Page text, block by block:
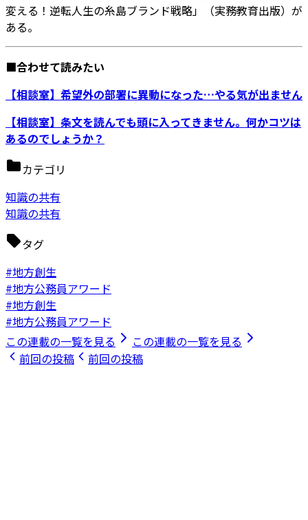
変える！逆転人生の糸島ブランド戦略」（実務教育出版）が
ある。
■合わせて読みたい
【相談室】希望外の部署に異動になった…やる気が出ません
【相談室】条文を読んでも頭に入ってきません。何かコツは
あるのでしょうか？
カテゴリ
知識の共有
知識の共有
タグ
#地方創生
#地方公務員アワード
#地方創生
#地方公務員アワード
この連載の一覧を見る
この連載の一覧を見る
前回の投稿
前回の投稿